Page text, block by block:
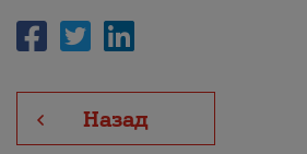
Назад